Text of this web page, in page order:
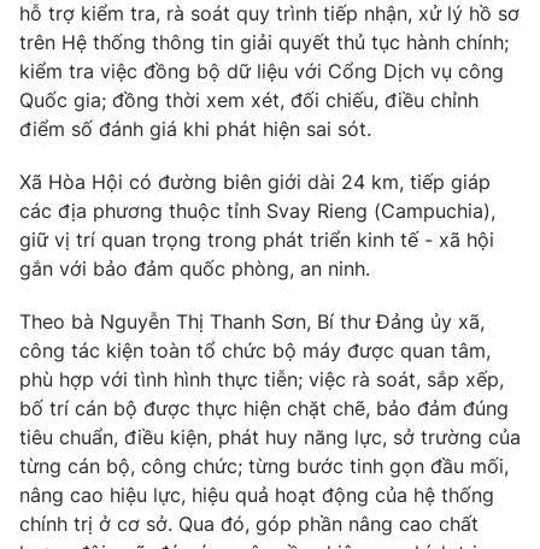
Tổng đài VTV:024.38 355 931 - 024.38 355 932
Ðiện thoại Thời báo VTV:024.66 897 897
Email:
toasoan@vtv.vn
Liên hệ quảng cáo:024-7300.7108
® Cấm sao chép dưới mọi hình thức nếu không có sự chấp
thuận bằng văn bản. Ghi rõ nguồn VTV.vn khi phát hành lại
thông tin từ website này.
hỗ trợ kiểm tra, rà soát quy trình tiếp nhận, xử lý hồ sơ
trên Hệ thống thông tin giải quyết thủ tục hành chính;
kiểm tra việc đồng bộ dữ liệu với Cổng Dịch vụ công
Quốc gia; đồng thời xem xét, đối chiếu, điều chỉnh
điểm số đánh giá khi phát hiện sai sót.
Xã Hòa Hội có đường biên giới dài 24 km, tiếp giáp
các địa phương thuộc tỉnh Svay Rieng (Campuchia),
giữ vị trí quan trọng trong phát triển kinh tế - xã hội
gắn với bảo đảm quốc phòng, an ninh.
Theo bà Nguyễn Thị Thanh Sơn, Bí thư Đảng ủy xã,
công tác kiện toàn tổ chức bộ máy được quan tâm,
phù hợp với tình hình thực tiễn; việc rà soát, sắp xếp,
bố trí cán bộ được thực hiện chặt chẽ, bảo đảm đúng
tiêu chuẩn, điều kiện, phát huy năng lực, sở trường của
từng cán bộ, công chức; từng bước tinh gọn đầu mối,
nâng cao hiệu lực, hiệu quả hoạt động của hệ thống
chính trị ở cơ sở. Qua đó, góp phần nâng cao chất